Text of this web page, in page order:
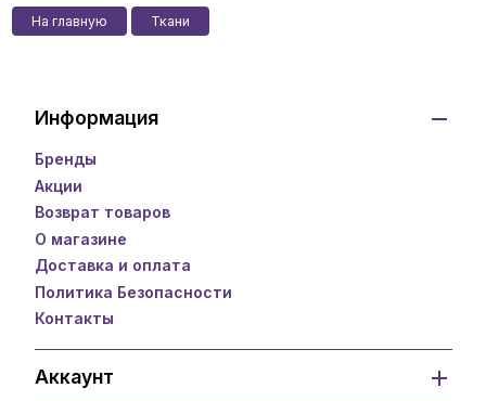
На главную Ткани
Информация
Бренды
Акции
Возврат товаров
О магазине
Доставка и оплата
Политика Безопасности
Контакты
Аккаунт